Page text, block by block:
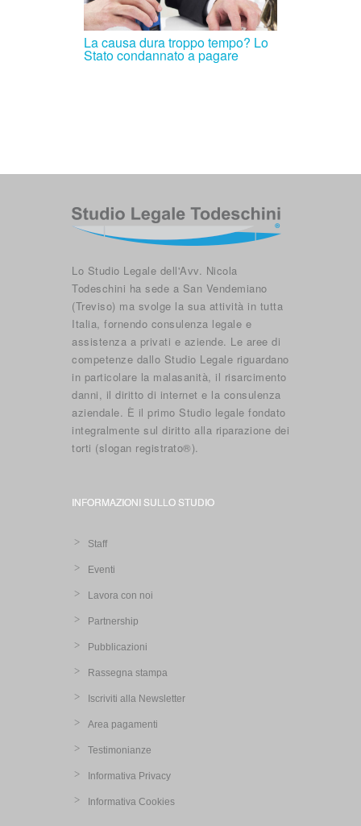
La causa dura troppo tempo? Lo
Stato condannato a pagare
Lo Studio Legale dell'Avv. Nicola
Todeschini ha sede a San Vendemiano
(Treviso) ma svolge la sua attività in tutta
Italia, fornendo consulenza legale e
assistenza a privati e aziende. Le aree di
competenze dallo Studio Legale riguardano
in particolare la malasanità, il risarcimento
danni, il diritto di internet e la consulenza
aziendale. È il primo Studio legale fondato
integralmente sul diritto alla riparazione dei
torti (slogan registrato®).
INFORMAZIONI SULLO STUDIO
Staff
Eventi
Lavora con noi
Partnership
Pubblicazioni
Rassegna stampa
Iscriviti alla Newsletter
Area pagamenti
Testimonianze
Informativa Privacy
Informativa Cookies